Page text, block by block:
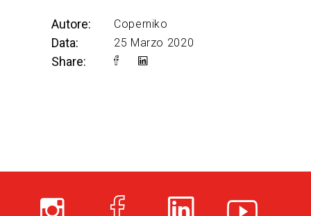
Autore: Coperniko
Data: 25 Marzo 2020
Share: